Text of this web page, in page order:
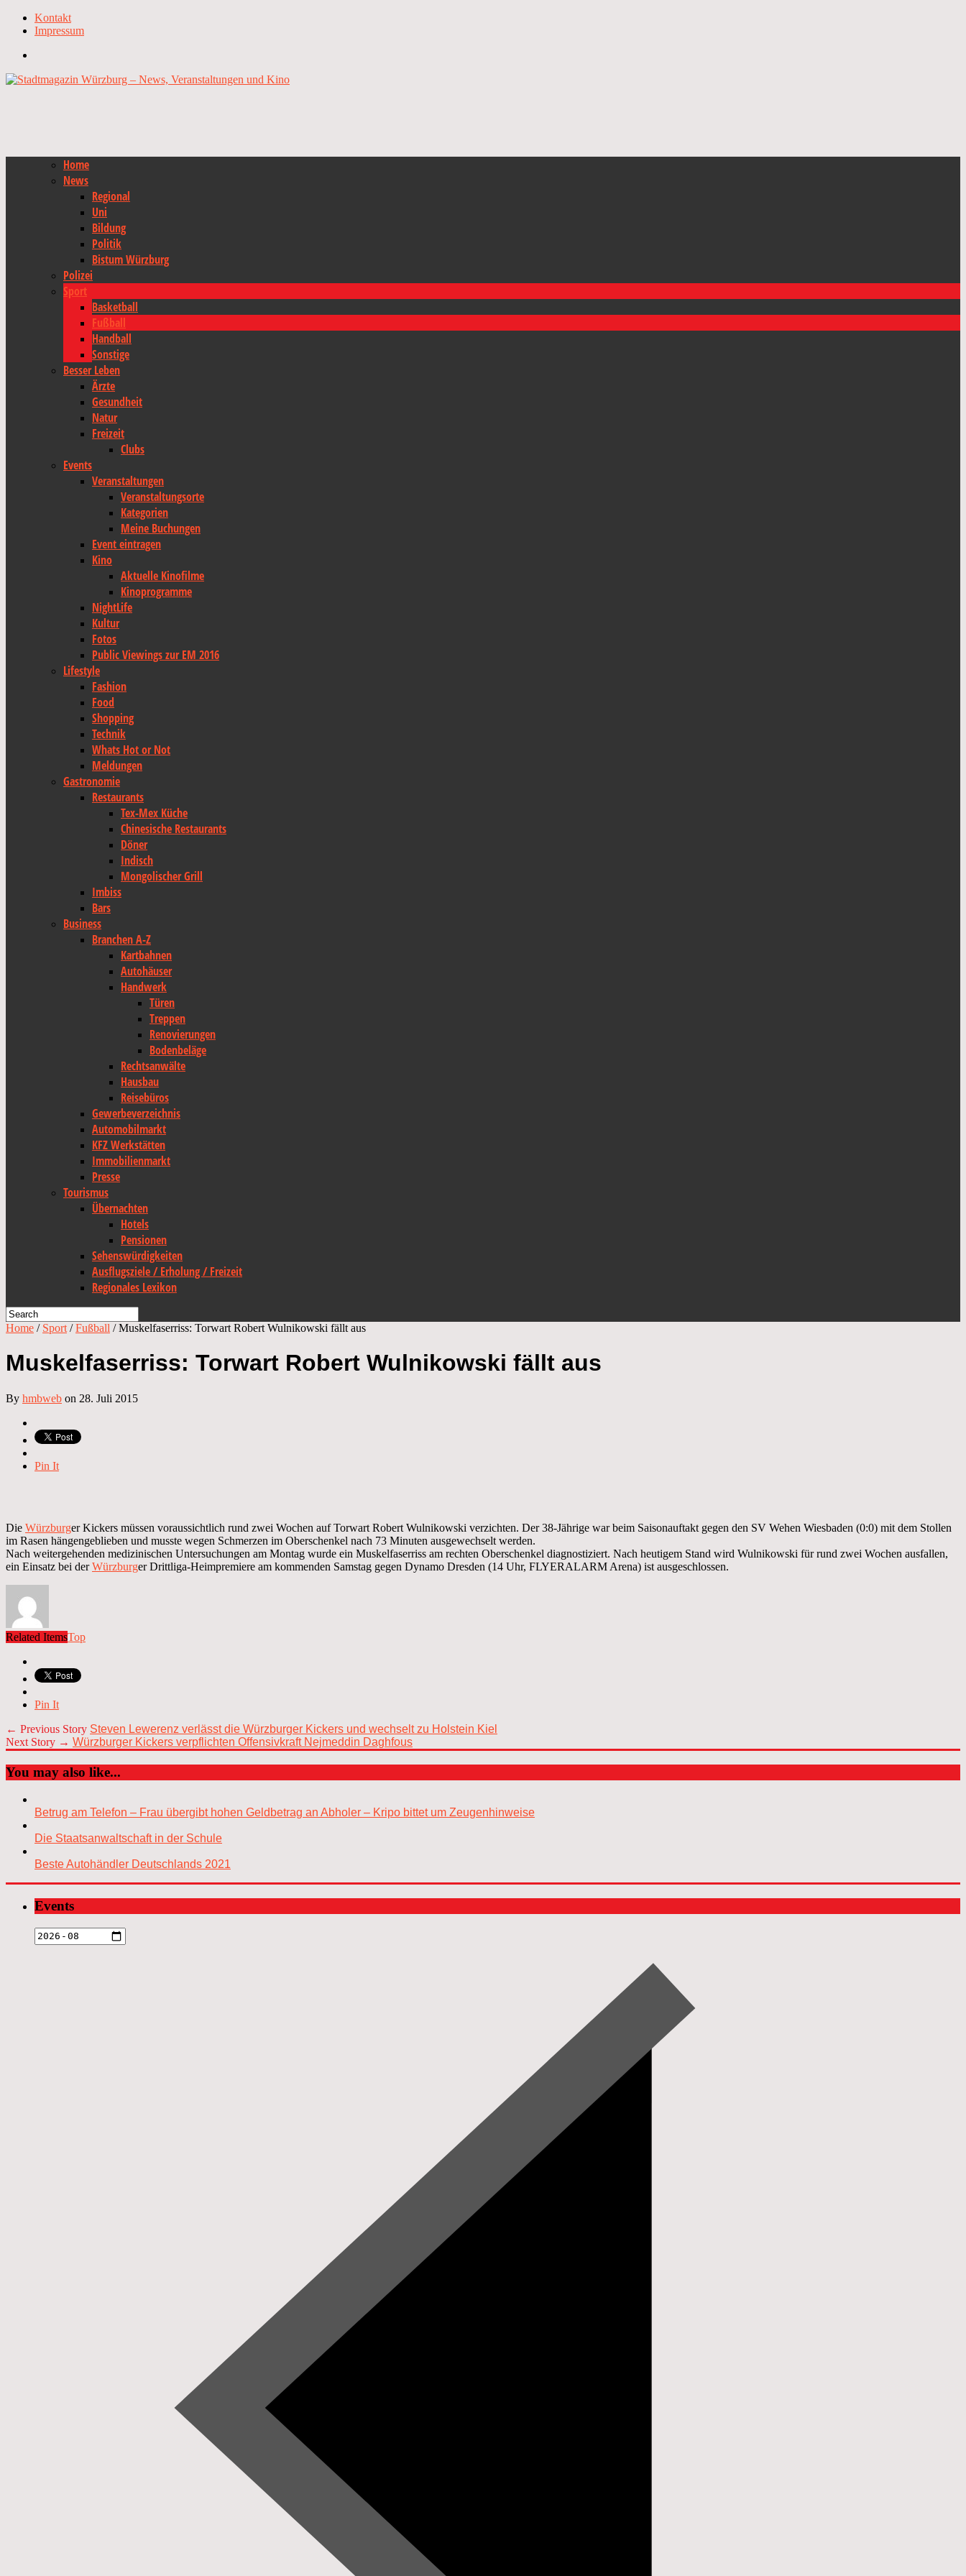
Kontakt
Impressum
Home
News
Regional
Uni
Bildung
Politik
Bistum Würzburg
Polizei
Sport
Basketball
Fußball
Handball
Sonstige
Besser Leben
Ärzte
Gesundheit
Natur
Freizeit
Clubs
Events
Veranstaltungen
Veranstaltungsorte
Kategorien
Meine Buchungen
Event eintragen
Kino
Aktuelle Kinofilme
Kinoprogramme
NightLife
Kultur
Fotos
Public Viewings zur EM 2016
Lifestyle
Fashion
Food
Shopping
Technik
Whats Hot or Not
Meldungen
Gastronomie
Restaurants
Tex-Mex Küche
Chinesische Restaurants
Döner
Indisch
Mongolischer Grill
Imbiss
Bars
Business
Branchen A-Z
Kartbahnen
Autohäuser
Handwerk
Türen
Treppen
Renovierungen
Bodenbeläge
Rechtsanwälte
Hausbau
Reisebüros
Gewerbeverzeichnis
Automobilmarkt
KFZ Werkstätten
Immobilienmarkt
Presse
Tourismus
Übernachten
Hotels
Pensionen
Sehenswürdigkeiten
Ausflugsziele / Erholung / Freizeit
Regionales Lexikon
Home / Sport /Fußball /Muskelfaserriss: Torwart Robert Wulnikowski fällt aus
Muskelfaserriss: Torwart Robert Wulnikowski fällt aus
By hmbweb on 28. Juli 2015
Pin It
Die Würzburger Kickers müssen voraussichtlich rund zwei Wochen auf Torwart Robert Wulnikowski verzichten. Der 38-Jährige war beim Saisonauftakt gegen den SV Wehen Wiesbaden (0:0) mit dem Stollen
im Rasen hängengeblieben und musste wegen Schmerzen im Oberschenkel nach 73 Minuten ausgewechselt werden.
Nach weitergehenden medizinischen Untersuchungen am Montag wurde ein Muskelfaserriss am rechten Oberschenkel diagnostiziert. Nach heutigem Stand wird Wulnikowski für rund zwei Wochen ausfallen,
ein Einsatz bei derWürzburger Drittliga-Heimpremiere am kommenden Samstag gegen Dynamo Dresden (14 Uhr, FLYERALARM Arena) ist ausgeschlossen.
Related ItemsTop
Pin It
← Previous Story Steven Lewerenz verlässt die Würzburger Kickers und wechselt zu Holstein Kiel
Next Story → Würzburger Kickers verpflichten Offensivkraft Nejmeddin Daghfous
You may also like...
Betrug am Telefon – Frau übergibt hohen Geldbetrag an Abholer – Kripo bittet um Zeugenhinweise
Die Staatsanwaltschaft in der Schule
Beste Autohändler Deutschlands 2021
Events